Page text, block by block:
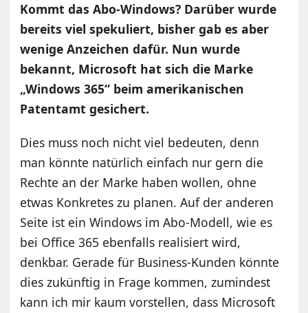
Kommt das Abo-Windows? Darüber wurde
bereits viel spekuliert, bisher gab es aber
wenige Anzeichen dafür. Nun wurde
bekannt, Microsoft hat sich die Marke
„Windows 365“ beim amerikanischen
Patentamt gesichert.
Dies muss noch nicht viel bedeuten, denn
man könnte natürlich einfach nur gern die
Rechte an der Marke haben wollen, ohne
etwas Konkretes zu planen. Auf der anderen
Seite ist ein Windows im Abo-Modell, wie es
bei Office 365 ebenfalls realisiert wird,
denkbar. Gerade für Business-Kunden könnte
dies zukünftig in Frage kommen, zumindest
kann ich mir kaum vorstellen, dass Microsoft